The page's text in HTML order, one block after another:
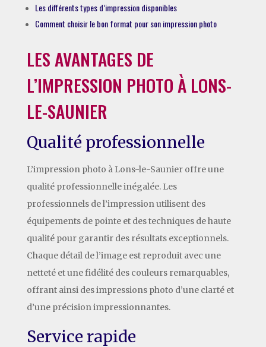
Les différents types d’impression disponibles
Comment choisir le bon format pour son impression photo
LES AVANTAGES DE
L’IMPRESSION PHOTO À LONS-
LE-SAUNIER
Qualité professionnelle
L’impression photo à Lons-le-Saunier offre une
qualité professionnelle inégalée. Les
professionnels de l’impression utilisent des
équipements de pointe et des techniques de haute
qualité pour garantir des résultats exceptionnels.
Chaque détail de l’image est reproduit avec une
netteté et une fidélité des couleurs remarquables,
offrant ainsi des impressions photo d’une clarté et
d’une précision impressionnantes.
Service rapide